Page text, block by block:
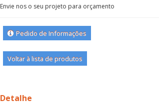
Envie nos o seu projeto para orçamento
Pedido de Informações
Voltar à lista de produtos
Detalhe